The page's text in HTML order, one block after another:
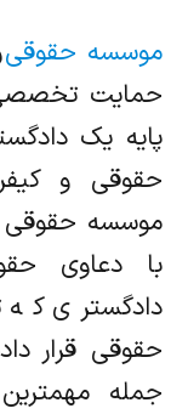
موسسه حقوقی
حمایت تخصصی
پایه یک
حقوقی و
موسسه حقوقی
با دعاوی
دادگستری
حقوقی قرار
جمله